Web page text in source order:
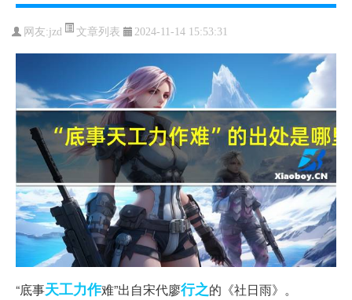
网友:jzd 文章列表 2024-11-14 15:53:31
“底事天工力作难”出自宋代廖行之的《社日雨》。